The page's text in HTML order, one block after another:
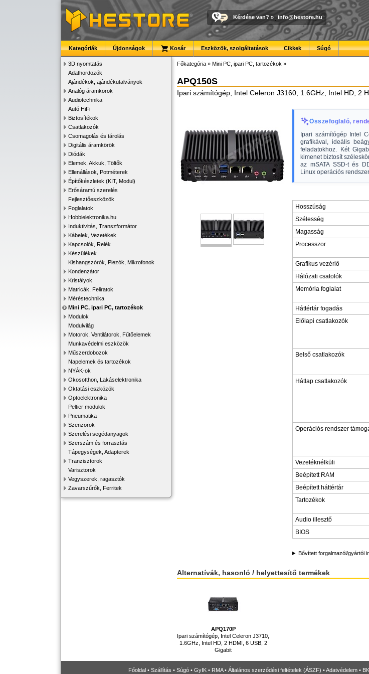
Kérdése van? » info@hestore.hu
Kategóriák Újdonságok Kosár Eszközök, szolgáltatások Cikkek Súgó
3D nyomtatás
Adathordozók
Ajándékok, ajándékutalványok
Analóg áramkörök
Audiotechnika
Autó HiFi
Biztosítékok
Csatlakozók
Csomagolás és tárolás
Digitális áramkörök
Diódák
Elemek, Akkuk, Töltők
Ellenállások, Potméterek
Építőkészletek (KIT, Modul)
Erősáramú szerelés
Fejlesztőeszközök
Foglalatok
Hobbielektronika.hu
Induktivitás, Transzformátor
Kábelek, Vezetékek
Kapcsolók, Relék
Készülékek
Kishangszórók, Piezók, Mikrofonok
Kondenzátor
Kristályok
Matricák, Feliratok
Méréstechnika
Mini PC, ipari PC, tartozékok
Modulok
Modulvilág
Motorok, Ventilátorok, Fűtőelemek
Munkavédelmi eszközök
Műszerdobozok
Napelemek és tartozékok
NYÁK-ok
Okosotthon, Lakáselektronika
Oktatási eszközök
Optoelektronika
Peltier modulok
Pneumatika
Szenzorok
Szerelési segédanyagok
Szerszám és forrasztás
Tápegységek, Adapterek
Tranzisztorok
Varisztorok
Vegyszerek, ragasztók
Zavarszűrők, Ferritek
Főkategória » Mini PC, ipari PC, tartozékok »
APQ150S
Ipari számítógép, Intel Celeron J3160, 1.6GHz, Intel HD, 2
Összefoglaló,
Ipari számítógép Intel
grafikával, ideális
feladatokhoz. Két
kimenet biztosít
az mSATA SSD-t és
Linux operációs
Hosszúság
Szélesség
Magasság
Processzor
Grafikus vezérlő
Hálózati csatolók
Memória foglalat
Háttértár fogadás
Előlapi csatlakozók
Belső csatlakozók
Hátlap csatlakozók
Operációs rendszer
Vezetéknélküli
Beépített RAM
Beépített háttértár
Tartozékok
Audio illesztő
BIOS
Bővített forgalmazói/gyártói
Alternatívák, hasonló / helyettesítő termékek
APQ170P
Ipari számítógép, Intel Celeron J3710,
1.6GHz, Intel HD, 2 HDMI, 6 USB, 2
Gigabit
Főoldal • Szállítás • Súgó • GyIK • RMA• Általános szerződési feltételek (ÁSZF) •Adatvédelem •